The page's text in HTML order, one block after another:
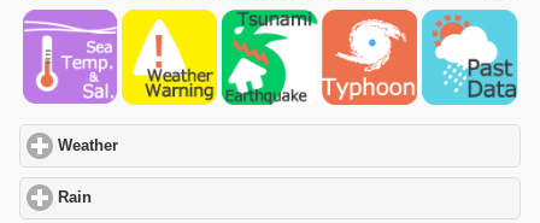
Weather
Rain